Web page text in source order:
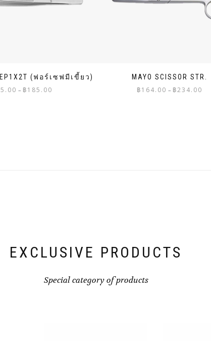
(ฟอร์เซฟมีเขี้ยว)
– ฿185.00
MAYO SCISSOR STR.
฿164.00 – ฿234.00
EXCLUSIVE PRODUCTS
Special category of products